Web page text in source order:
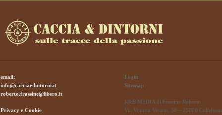
email:
info@cacciaedintorni.it
roberto.frassine@libero.it
Privacy e Cookie
Login
Sitemap
R&B MEDIA di Frassine Roberto
Via Vittorio Veneto, 38 – 25060